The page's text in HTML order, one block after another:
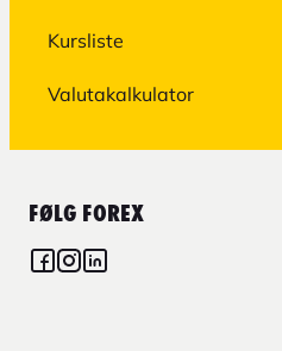
Kursliste
Valutakalkulator
FØLG FOREX